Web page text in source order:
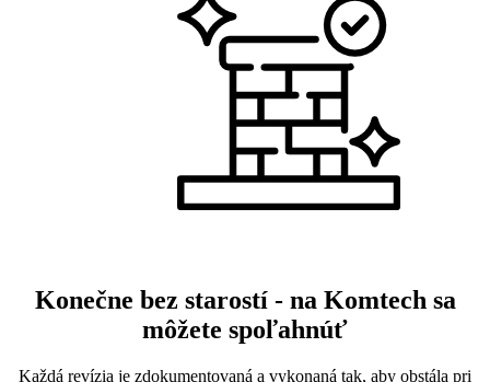
Konečne bez starostí - na Komtech sa
môžete spoľahnúť
Každá revízia je zdokumentovaná a vykonaná tak, aby obstála pri